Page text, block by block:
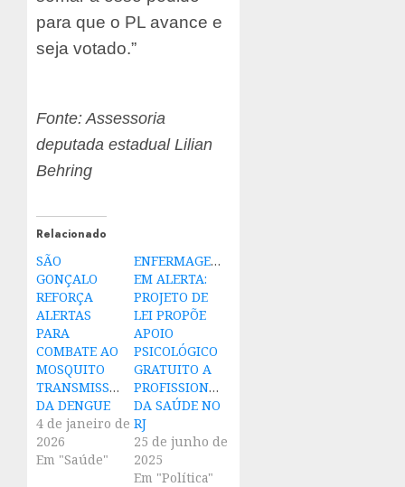
para que o PL avance e
seja votado.”
Fonte: Assessoria
deputada estadual Lilian
Behring
Relacionado
SÃO
GONÇALO
REFORÇA
ALERTAS
PARA
COMBATE AO
MOSQUITO
TRANSMISSOR
DA DENGUE
4 de janeiro de
2026
Em "Saúde"
ENFERMAGEM
EM ALERTA:
PROJETO DE
LEI PROPÕE
APOIO
PSICOLÓGICO
GRATUITO A
PROFISSIONAIS
DA SAÚDE NO
RJ
25 de junho de
2025
Em "Política"